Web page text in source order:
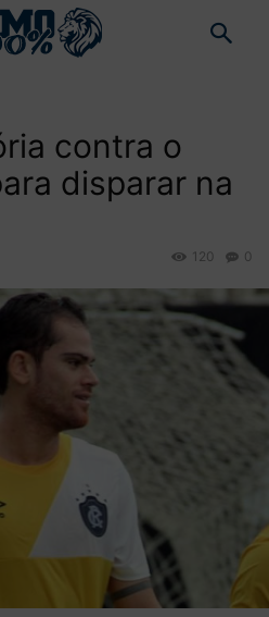
contra o
disparar na
0
120